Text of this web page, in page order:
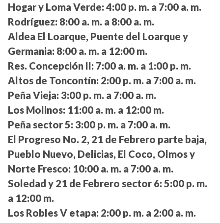
Hogar y Loma Verde: 4:00 p. m. a 7:00 a. m.
Rodríguez: 8:00 a. m. a 8:00 a. m.
Aldea El Loarque, Puente del Loarque y
Germania: 8:00 a. m. a 12:00 m.
Res. Concepción II: 7:00 a. m. a 1:00 p. m.
Altos de Toncontín: 2:00 p. m. a 7:00 a. m.
Peña Vieja: 3:00 p. m. a 7:00 a. m.
Los Molinos: 11:00 a. m. a 12:00 m.
Peña sector 5: 3:00 p. m. a 7:00 a. m.
El Progreso No. 2, 21 de Febrero parte baja,
Pueblo Nuevo, Delicias, El Coco, Olmos y
Norte Fresco: 10:00 a. m. a 7:00 a. m.
Soledad y 21 de Febrero sector 6: 5:00 p. m.
a 12:00 m.
Los Robles V etapa: 2:00 p. m. a 2:00 a. m.